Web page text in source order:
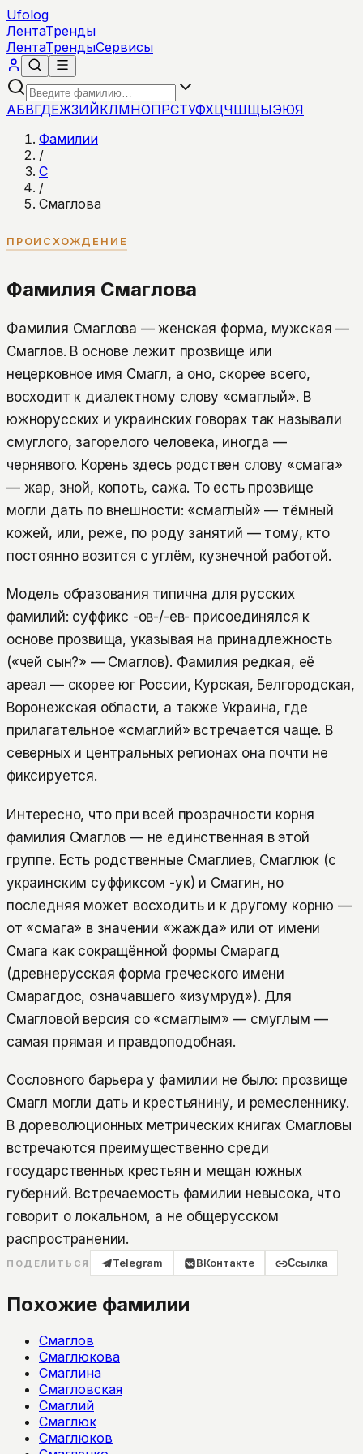
Ufolog
ЛентаТренды
ЛентаТрендыСервисы
АБВГДЕЖЗИЙКЛМНОПРСТУФХЦЧШЩЫЭЮЯ
Фамилии
/
С
/
Смаглова
ПРОИСХОЖДЕНИЕ
Фамилия Смаглова
Фамилия Смаглова — женская форма, мужская —
Смаглов. В основе лежит прозвище или
нецерковное имя Смагл, а оно, скорее всего,
восходит к диалектному слову «смаглый». В
южнорусских и украинских говорах так называли
смуглого, загорелого человека, иногда —
чернявого. Корень здесь родствен слову «смага»
— жар, зной, копоть, сажа. То есть прозвище
могли дать по внешности: «смаглый» — тёмный
кожей, или, реже, по роду занятий — тому, кто
постоянно возится с углём, кузнечной работой.
Модель образования типична для русских
фамилий: суффикс -ов-/-ев- присоединялся к
основе прозвища, указывая на принадлежность
(«чей сын?» — Смаглов). Фамилия редкая, её
ареал — скорее юг России, Курская, Белгородская,
Воронежская области, а также Украина, где
прилагательное «смаглий» встречается чаще. В
северных и центральных регионах она почти не
фиксируется.
Интересно, что при всей прозрачности корня
фамилия Смаглов — не единственная в этой
группе. Есть родственные Смаглиев, Смаглюк (с
украинским суффиксом -ук) и Смагин, но
последняя может восходить и к другому корню —
от «смага» в значении «жажда» или от имени
Смага как сокращённой формы Смарагд
(древнерусская форма греческого имени
Смарагдос, означавшего «изумруд»). Для
Смагловой версия со «смаглым» — смуглым —
самая прямая и правдоподобная.
Сословного барьера у фамилии не было: прозвище
Смагл могли дать и крестьянину, и ремесленнику.
В дореволюционных метрических книгах Смагловы
встречаются преимущественно среди
государственных крестьян и мещан южных
губерний. Встречаемость фамилии невысока, что
говорит о локальном, а не общерусском
распространении.
ПОДЕЛИТЬСЯ Telegram ВКонтакте Ссылка
Похожие фамилии
Смаглов
Смаглюкова
Смаглина
Смагловская
Смаглий
Смаглюк
Смаглюков